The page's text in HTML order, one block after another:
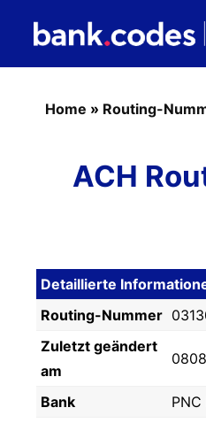
Home » Routing-
ACH
Detaillierte
Routing-Nummer
Zuletzt geändert
am
Bank
PNC